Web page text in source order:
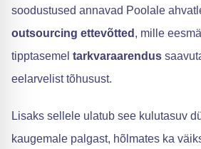
soodustused annavad Poolale
outsourcing ettevõtted , mille
tipptasemel tarkvaraarendus
eelarvelist tõhusust.
Lisaks sellele ulatub see kulutasuv
kaugemale palgast, hõlmates ka